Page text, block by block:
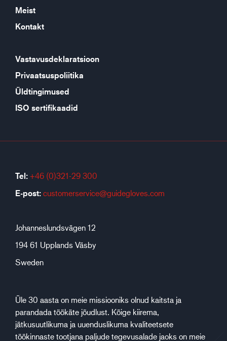
Meist
Kontakt
Vastavusdeklaratsioon
Privaatsuspoliitika
Üldtingimused
ISO sertifikaadid
Tel: +46 (0)321-29 300
E-post: customerservice@guidegloves.com
Johanneslundsvägen 12
194 61 Upplands Väsby
Sweden
Üle 30 aasta on meie missiooniks olnud kaitsta ja
parandada töökäte jõudlust. Kõige kiirema,
jätkusuutlikuma ja uuenduslikuma kvaliteetsete
töökinnaste tootjana paljude tegevusalade jaoks on meie